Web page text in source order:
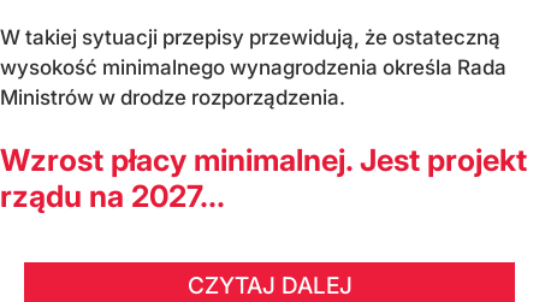
W takiej sytuacji przepisy przewidują, że ostateczną
wysokość minimalnego wynagrodzenia określa Rada
Ministrów w drodze rozporządzenia.
Wzrost płacy minimalnej. Jest projekt
rządu na 2027...
CZYTAJ DALEJ